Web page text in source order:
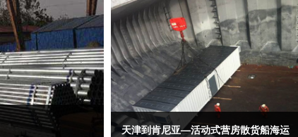
天津到肯尼亚—活动式营房散货船海运